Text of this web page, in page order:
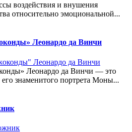
воздействия и внушения
относительно эмоциональной...
Леонардо да Винчи
Леонардо да Винчи — это
знаменитого портрета Моны...